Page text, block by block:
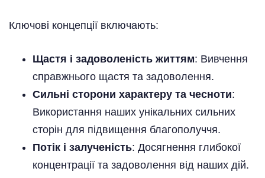
Ключові концепції включають:
Щастя і задоволеність життям: Вивчення
справжнього щастя та задоволення.
Сильні сторони характеру та чесноти:
Використання наших унікальних сильних
сторін для підвищення благополуччя.
Потік і залученість: Досягнення глибокої
концентрації та задоволення від наших дій.